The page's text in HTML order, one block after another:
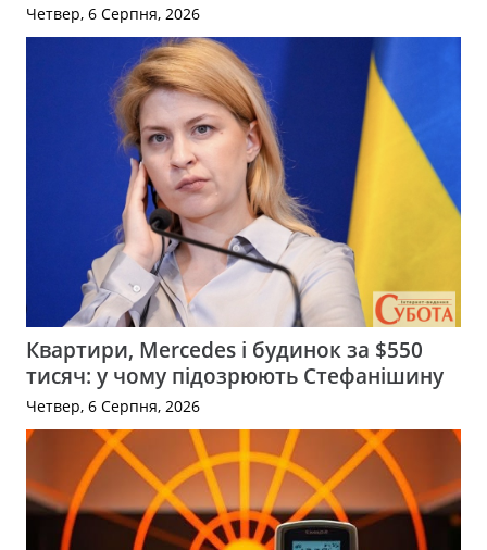
Четвер, 6 Серпня, 2026
Квартири, Mercedes і будинок за $550
тисяч: у чому підозрюють Стефанішину
Четвер, 6 Серпня, 2026